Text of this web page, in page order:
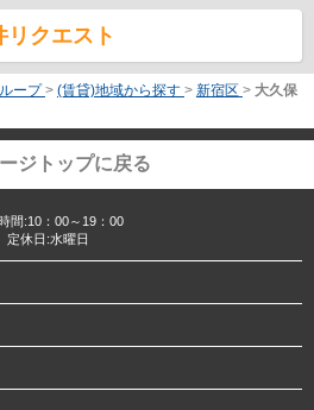
リクエスト
ープ > (賃貸)地域から探す > 新宿区 > 大久保
ジトップに戻る
間:10：00～19：00
定休日:水曜日